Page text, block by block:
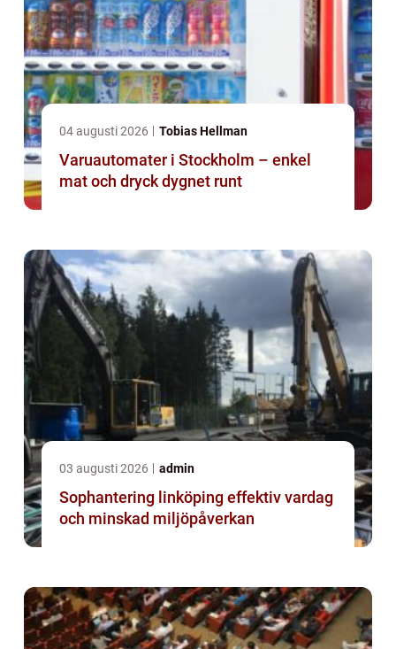
04 augusti 2026 Tobias Hellman
Varuautomater i Stockholm – enkel
mat och dryck dygnet runt
03 augusti 2026 admin
Sophantering linköping effektiv vardag
och minskad miljöpåverkan